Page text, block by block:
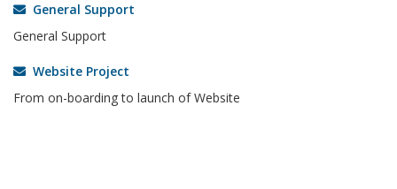
General Support
General Support
Website Project
From on-boarding to launch of Website